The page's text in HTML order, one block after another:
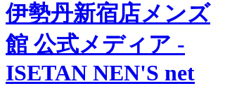
伊勢丹新宿店メンズ
館 公式メディア -
ISETAN NEN'S net